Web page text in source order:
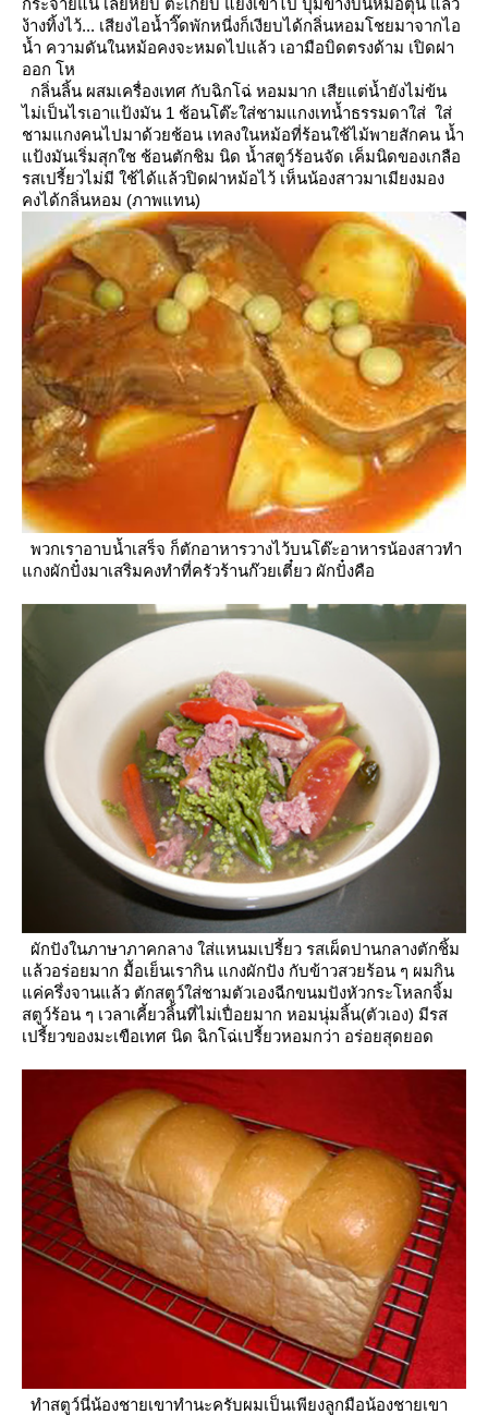
ง้างทิ้งไว้... เสียงไอน้ำวิ๊ดพักหนี่งก็เงียบได้กลิ่นหอมโชยมาจากไอ
น้ำ ความดันในหม้อคงจะหมดไปแล้ว เอามือบิดตรงด้าม เปิดฝา
ออก โห
กลิ่นลิ้น ผสมเครื่องเทศ กับฉิกโฉ่ หอมมาก เสียแต่น้ำยังไม่ข้น
ไม่เป็นไรเอาแป้งมัน 1 ช้อนโต๊ะใส่ชามแกงเทน้ำธรรมดาใส่ ส่
ชามแกงคนไปมาด้วยช้อน เทลงในหม้อที่ร้อนใช้ไม้พายสักคน น้ำ
ป้งมันเริ่มสุกใช ช้อนตักชิม นิด น้ำสตูว์ร้อนจัด เค็มนิดของเกลือ
รสเปรี้ยวไม่มี ใช้ได้แล้วปิดฝาหม้อไว้ เห็นน้องสาวมาเมียงมอง
คงได้กลิ่นหอม (ภาพแทน)
พวกเราอาบน้ำเสร็จ ก็ตักอาหารวางไว้บนโต๊ะอาหารน้องสาวทำ
กงผักปั๋งมาเสริมคงทำที่ครัวร้านก๊วยเตี๋ยว ผักปั๋งคือ
ผักปังในภาษาภาคกลาง ใส่แหนมเปรี้ยว รสเผ็ดปานกลางตักชิ้ม
ล้วอร่อยมาก มื้อเย็นเรากิน แกงผักปัง กับข้าวสวยร้อน ๆ ผมกิน
ค่ครึ่งจานแล้ว ตักสตูว์ใส่ชามตัวเองฉีกขนมปังหัวกระโหลกจิ้ม
สตูว์ร้อน ๆ เวลาเคี้ยวลิ้นที่ไม่เปื่อยมาก หอมนุ่มลิ้น(ตัวเอง) มีรส
เปรี้ยวของมะเขือเทศ นิด ฉิกโฉ่เปรี้ยวหอมกว่า อร่อยสุดยอด
ทำสตูว์นี่น้องชายเขาทำนะครับผมเป็นเพียงลูกมือน้องชายเขา